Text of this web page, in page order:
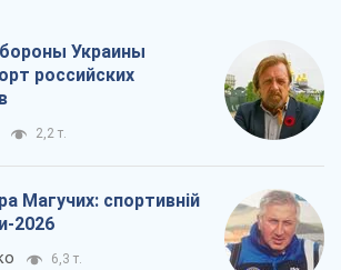
Украины
российских
2,2 т.
Магучих: спортивній
2026
6,3 т.